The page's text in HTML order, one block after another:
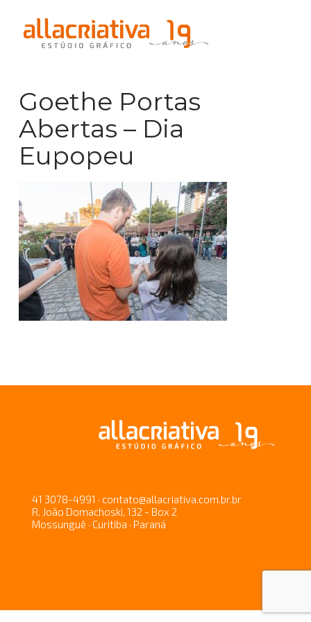
Goethe Portas
Abertas – Dia
Eupopeu
41 3078-4991 · contato@allacriativa.com.br.br
R. João Domachoski, 132 - Box 2
Mossunguê · Curitiba · Paraná